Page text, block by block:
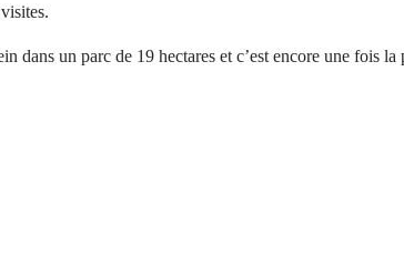
dans un parc de 19 hectares et c’est encore une fois